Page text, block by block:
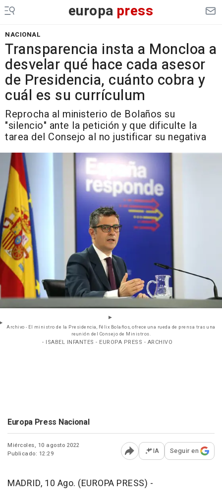
europa press
NACIONAL
Transparencia insta a Moncloa a
desvelar qué hace cada asesor
de Presidencia, cuánto cobra y
cuál es su currículum
Reprocha al ministerio de Bolaños su
"silencio" ante la petición y que dificulte la
tarea del Consejo al no justificar su negativa
Archivo - El ministro de la Presidencia, Félix Bolaños, ofrece una rueda de prensa tras una
reunión del Consejo de Ministros.
- ISABEL INFANTES - EUROPA PRESS - ARCHIVO
Europa Press Nacional
Miércoles, 10 agosto 2022
Publicado: 12:29
Abrir opciones para
IA Seguir en
MADRID, 10 Ago. (EUROPA PRESS) -